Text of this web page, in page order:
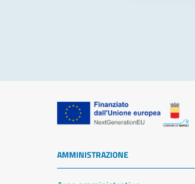
AMMINISTRAZIONE